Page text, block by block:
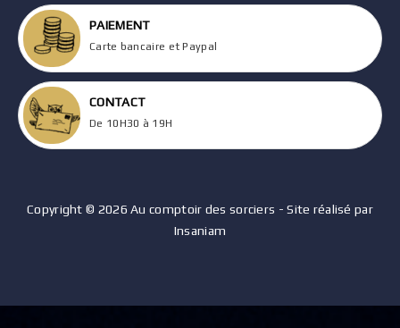
PAIEMENT
Carte bancaire et Paypal
CONTACT
De 10H30 à 19H
Copyright © 2026 Au comptoir des sorciers - Site réalisé par
Insaniam